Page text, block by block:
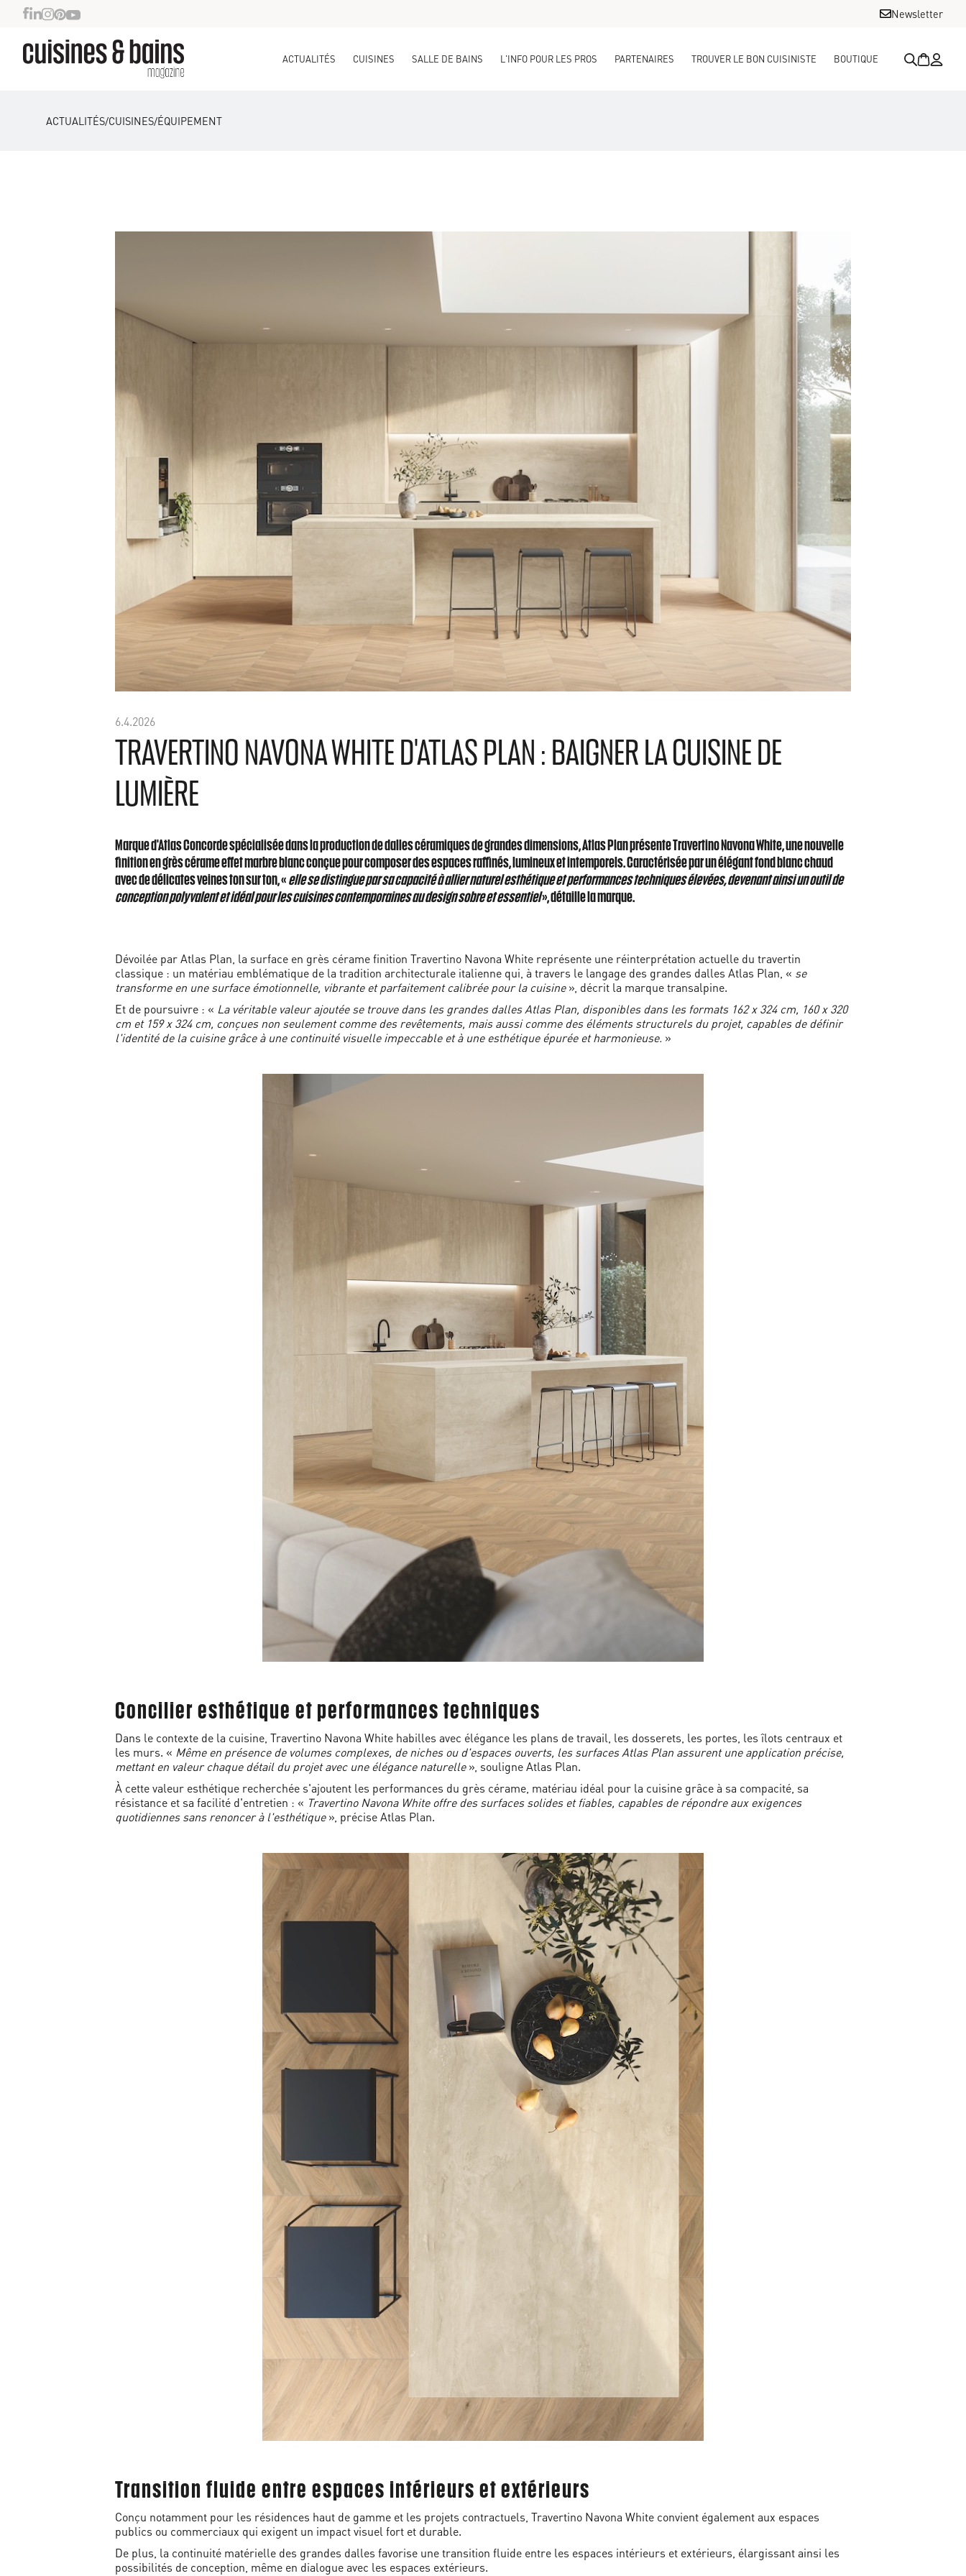
Newsletter
ACTUALITÉS CUISINES SALLE DE BAINS L'INFO POUR LES PROS PARTENAIRES TROUVER LE BON CUISINISTE BOUTIQUE
ACTUALITÉS/CUISINES/ÉQUIPEMENT
6.4.2026
TRAVERTINO NAVONA WHITE D'ATLAS PLAN : BAIGNER LA CUISINE DE
LUMIÈRE
Marque d'Atlas Concorde spécialisée dans la production de dalles céramiques de grandes dimensions, Atlas Plan présente Travertino Navona White, une nouvelle
finition en grès cérame effet marbre blanc conçue pour composer des espaces raffinés, lumineux et intemporels. Caractérisée par un élégant fond blanc chaud
avec de délicates veines ton sur ton, «elle se distingue par sa capacité à allier naturel esthétique et performances techniques élevées, devenant ainsi un outil de
conception polyvalent et idéal pour les cuisines contemporaines au design sobre et essentiel», détaille la marque.
Dévoilée par Atlas Plan, la surface en grès cérame finition Travertino Navona White représente une réinterprétation actuelle du travertin
classique : un matériau emblématique de la tradition architecturale italienne qui, à travers le langage des grandes dalles Atlas Plan, « se
transforme en une surface émotionnelle, vibrante et parfaitement calibrée pour la cuisine», décrit la marque transalpine.
Et de poursuivre : « La véritable valeur ajoutée se trouve dans les grandes dalles Atlas Plan, disponibles dans les formats 162 x 324 cm, 160 x 320
cm et 159 x 324 cm, conçues non seulement comme des revêtements, mais aussi comme des éléments structurels du projet, capables de définir
l'identité de la cuisine grâce à une continuité visuelle impeccable et à une esthétique épurée et harmonieuse. »
Concilier esthétique et performances techniques
Dans le contexte de la cuisine, Travertino Navona White habilles avec élégance les plans de travail, les dosserets, les portes, les îlots centraux et
les murs. « Même en présence de volumes complexes, de niches ou d'espaces ouverts, les surfaces Atlas Plan assurent une application précise,
mettant en valeur chaque détail du projet avec une élégance naturelle», souligne Atlas Plan.
À cette valeur esthétique recherchée s'ajoutent les performances du grès cérame, matériau idéal pour la cuisine grâce à sa compacité, sa
résistance et sa facilité d'entretien : « Travertino Navona White offre des surfaces solides et fiables, capables de répondre aux exigences
quotidiennes sans renoncer à l'esthétique», précise Atlas Plan.
Transition fluide entre espaces intérieurs et extérieurs
Conçu notamment pour les résidences haut de gamme et les projets contractuels, Travertino Navona White convient également aux espaces
publics ou commerciaux qui exigent un impact visuel fort et durable.
De plus, la continuité matérielle des grandes dalles favorise une transition fluide entre les espaces intérieurs et extérieurs, élargissant ainsi les
possibilités de conception, même en dialogue avec les espaces extérieurs.